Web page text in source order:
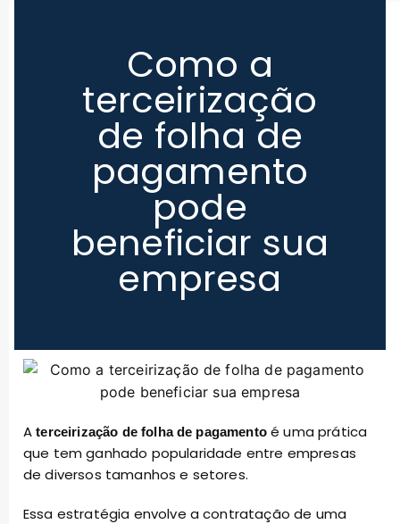
Como a
terceirização
de folha de
pagamento
pode
beneficiar sua
empresa
Aterceirização de folha de pagamentoé uma prática
que tem ganhado popularidade entre empresas
de diversos tamanhos e setores.
Essa estratégia envolve a contratação de uma